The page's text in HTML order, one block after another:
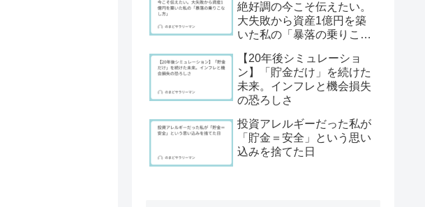
絶好調の今こそ伝えたい。
大失敗から資産1億円を築
いた私の「暴落の乗りこな
【20年後シミュレーショ
ン】「貯金だけ」を続けた
未来。インフレと機会損失
の恐ろしさ
投資アレルギーだった私が
「貯金＝安全」という思い
込みを捨てた日